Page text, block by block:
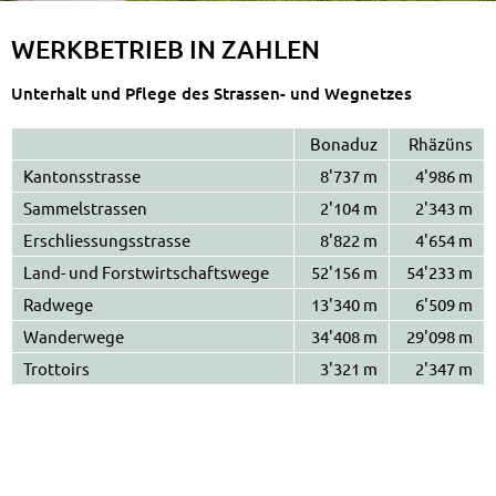
WERK­BE­TRIEB IN ZAHLEN
Un­ter­halt und Pfle­ge des Stras­sen- und Weg­net­zes
Bonaduz
Rhäzüns
Kan­tons­stras­se
8'737 m
4'986 m
Sam­mel­stras­sen
2'104 m
2'343 m
Er­schlies­sungs­stras­se
8'822 m
4'654 m
Land- und Forst­wirt­schafts­we­ge
52'156 m
54'233 m
Rad­we­ge
13'340 m
6'509 m
Wan­der­we­ge
34'408 m
29'098 m
Trot­toirs
3'321 m 2'347 m